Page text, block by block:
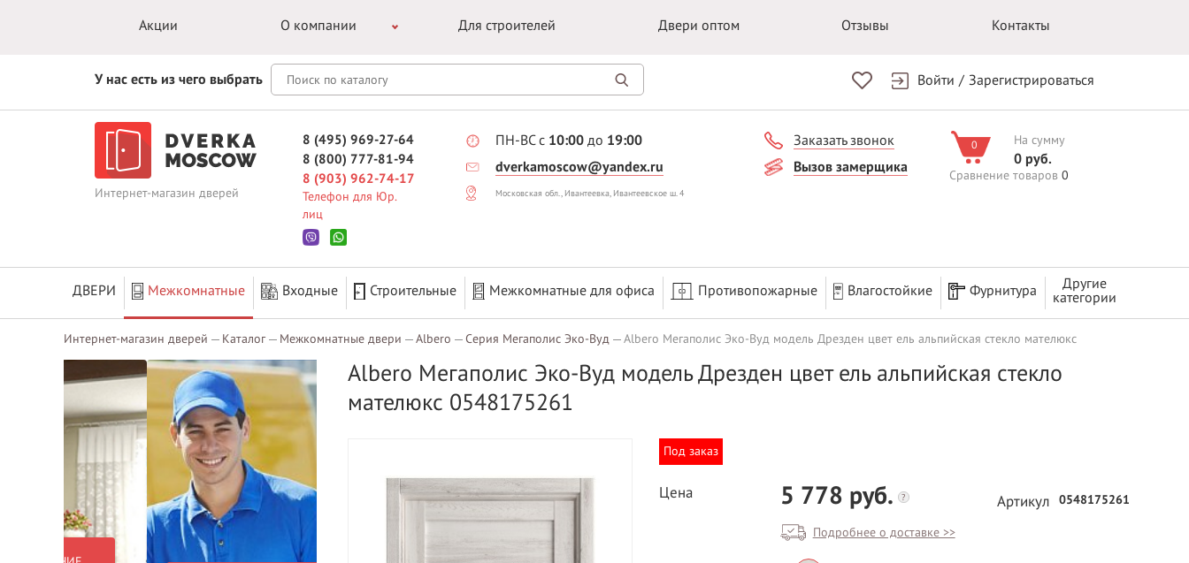
Акции О компании Для строителей Двери оптом Отзывы Контакты
У нас есть из чего выбрать Войти / Зарегистрироваться
Интернет-магазин дверей
8 (495) 969-27-64
8 (800) 777-81-94
8 (903) 962-74-17
Телефон для Юр.
лиц
ПН-ВС с 10:00 до 19:00
dverkamoscow@yandex.ru
Московская обл., Ивантеевка, Ивантеевское ш. 4
Заказать звонок
Вызов замерщика
0 На сумму
0 руб.
Сравнение товаров 0
ДВЕРИ Межкомнатные Входные Строительные Межкомнатные для офиса Противопожарные Влагостойкие Фурнитура
Другие
категории
Интернет-магазин дверей Каталог Межкомнатные двери Albero Серия Мегаполис Эко-Вуд Albero Мегаполис Эко-Вуд модель Дрезден цвет ель альпийская стекло мателюкс
Albero Мегаполис Эко-Вуд модель Дрезден цвет ель альпийская стекло
мателюкс 0548175261
Под заказ
Цена 5 778 руб. ?
Подробнее о доставке >>
Артикул 0548175261